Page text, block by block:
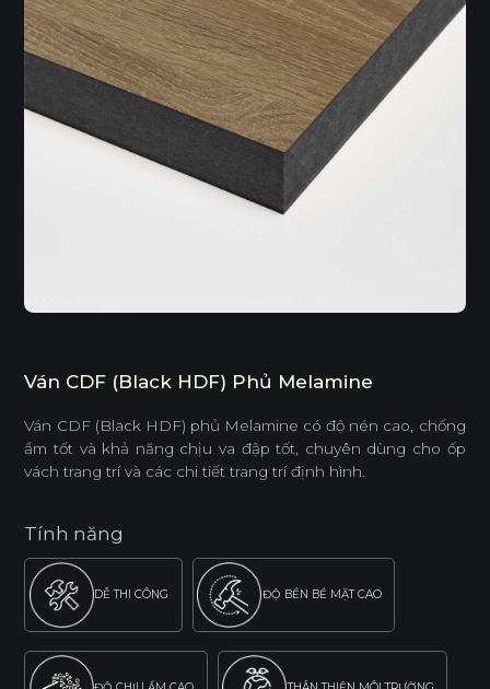
Ván CDF (Black HDF) Phủ Melamine
Ván CDF (Black HDF) phủ Melamine có độ nén cao, chống
ẩm tốt và khả năng chịu va đập tốt, chuyên dùng cho ốp
vách trang trí và các chi tiết trang trí định hình.
Tính năng
DỄ THI CÔNG ĐỘ BỀN BỀ MẶT CAO